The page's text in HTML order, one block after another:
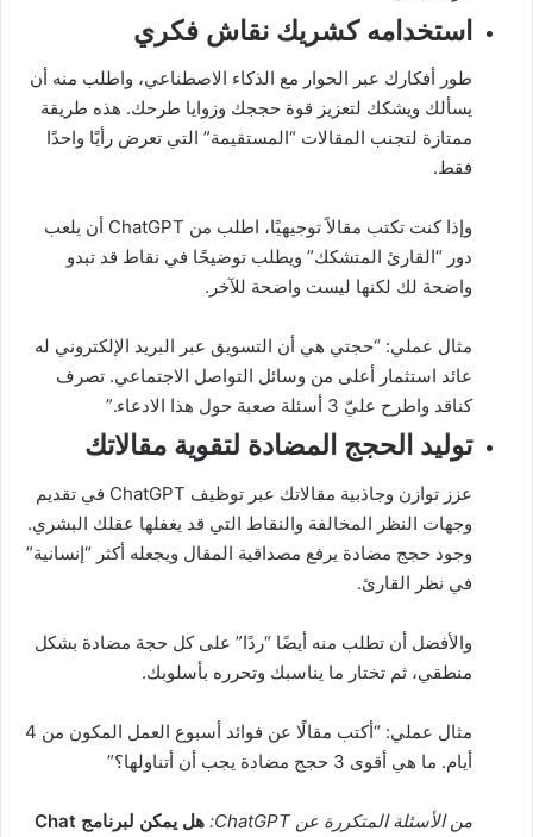
استخدامه كشريك نقاش فكري
طور أفكارك عبر الحوار مع الذكاء الاصطناعي، واطلب منه أن
يسألك ويشكك لتعزيز قوة حججك وزوايا طرحك. هذه طريقة
ممتازة لتجنب المقالات “المستقيمة” التي تعرض رأيًا واحدًا
فقط.
وإذا كنت تكتب مقالاً توجيهيًا، اطلب من ChatGPT أن يلعب
دور “القارئ المتشكك” ويطلب توضيحًا في نقاط قد تبدو
واضحة لك لكنها ليست واضحة للآخر.
مثال عملي: “حجتي هي أن التسويق عبر البريد الإلكتروني له
عائد استثمار أعلى من وسائل التواصل الاجتماعي. تصرف
كناقد واطرح عليّ 3 أسئلة صعبة حول هذا الادعاء.”
توليد الحجج المضادة لتقوية مقالاتك
عزز توازن وجاذبية مقالاتك عبر توظيف ChatGPT في تقديم
وجهات النظر المخالفة والنقاط التي قد يغفلها عقلك البشري.
وجود حجج مضادة يرفع مصداقية المقال ويجعله أكثر “إنسانية”
في نظر القارئ.
والأفضل أن تطلب منه أيضًا “ردًا” على كل حجة مضادة بشكل
منطقي، ثم تختار ما يناسبك وتحرره بأسلوبك.
مثال عملي: “أكتب مقالًا عن فوائد أسبوع العمل المكون من 4
أيام. ما هي أقوى 3 حجج مضادة يجب أن أتناولها؟”
من الأسئلة المتكررة عن ChatGPT:
هل يمكن لبرنامج Chat